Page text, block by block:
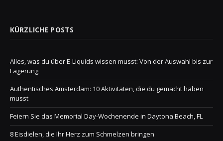
KÜRZLICHE POSTS
Alles, was du über E-Liquids wissen musst: Von der Auswahl bis zur
Lagerung
Authentisches Amsterdam: 10 Aktivitäten, die du gemacht haben
musst
Feiern Sie das Memorial Day-Wochenende in Daytona Beach, FL
8 Eisdielen, die Ihr Herz zum Schmelzen bringen